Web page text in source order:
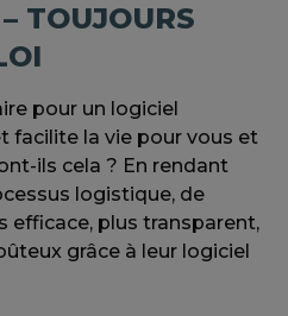
TOUJOURS
pour un logiciel
facilite la vie pour vous et
ils cela ? En rendant
logistique, de
efficace, plus transparent,
grâce à leur logiciel